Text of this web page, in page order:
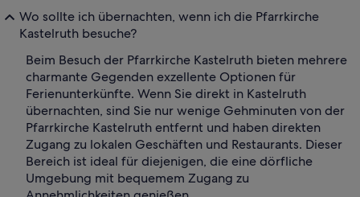
Wo sollte ich übernachten, wenn ich die Pfarrkirche
Kastelruth besuche?
Beim Besuch der Pfarrkirche Kastelruth bieten mehrere
charmante Gegenden exzellente Optionen für
Ferienunterkünfte. Wenn Sie direkt in Kastelruth
übernachten, sind Sie nur wenige Gehminuten von der
Pfarrkirche Kastelruth entfernt und haben direkten
Zugang zu lokalen Geschäften und Restaurants. Dieser
Bereich ist ideal für diejenigen, die eine dörfliche
Umgebung mit bequemem Zugang zu